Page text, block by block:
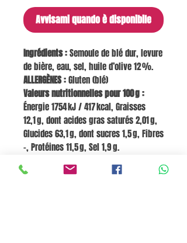
Avvisami quando è disponibile
Ingrédients :Semoule de blé dur, levure
de bière, eau, sel, huile d’olive 12 %.
ALLERGÈNES :Gluten (blé)
Valeurs nutritionnelles pour 100 g :
Énergie 1754 kJ / 417 kcal, Graisses
12,1 g, dont acides gras saturés 2,01 g,
Glucides 63,1 g, dont sucres 1,5 g, Fibres
–, Protéines 11,5 g, Sel 1,9 g.